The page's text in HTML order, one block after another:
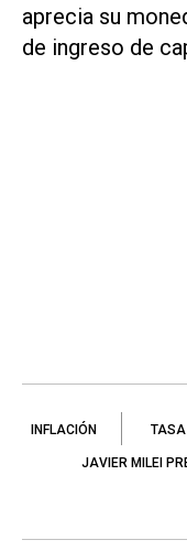
aprecia su
de ingreso de
INFLACIÓN TASA
JAVIER MILEI